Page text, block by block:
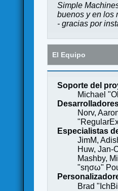
Simple
buenos y en los
- gracias por
El Equipo
Soporte del
Michael
Norv,
Especialistas
JimM,
Huw, Jan-
Mashby,
"sησω"
Brad